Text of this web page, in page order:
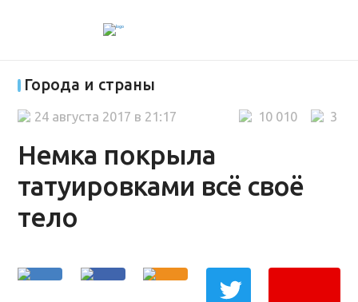
Города и страны
Немка покрыла
татуировками всё своё
тело
3
10 010
24 августа 2017 в 21:17